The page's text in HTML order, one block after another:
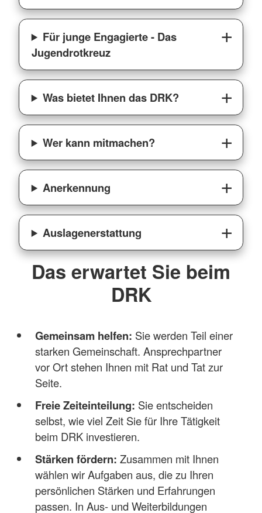
Für junge Engagierte - Das
Jugendrotkreuz
Was bietet Ihnen das DRK?
Wer kann mitmachen?
Anerkennung
Auslagenerstattung
Das erwartet Sie beim
DRK
Gemeinsam helfen: Sie werden Teil einer
starken Gemeinschaft. Ansprechpartner
vor Ort stehen Ihnen mit Rat und Tat zur
Seite.
Freie Zeiteinteilung: Sie entscheiden
selbst, wie viel Zeit Sie für Ihre Tätigkeit
beim DRK investieren.
Stärken fördern: Zusammen mit Ihnen
wählen wir Aufgaben aus, die zu Ihren
persönlichen Stärken und Erfahrungen
passen. In Aus- und Weiterbildungen